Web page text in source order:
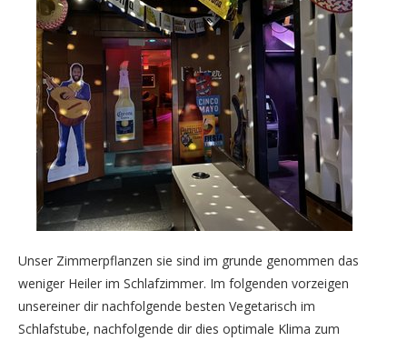
Unser Zimmerpflanzen sie sind im grunde genommen das
weniger Heiler im Schlafzimmer. Im folgenden vorzeigen
unsereiner dir nachfolgende besten Vegetarisch im
Schlafstube, nachfolgende dir dies optimale Klima zum